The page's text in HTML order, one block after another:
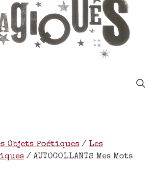
Objets Poétiques / Les
/ AUTOCOLLANTS Mes Mots